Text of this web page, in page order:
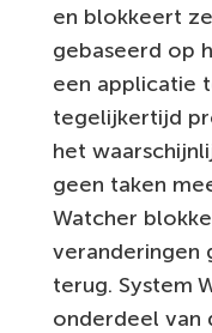
en blokkeert
gebaseerd op
een applicatie
tegelijkertijd
het
geen taken
Watcher
veranderingen
terug. System
onderdeel van